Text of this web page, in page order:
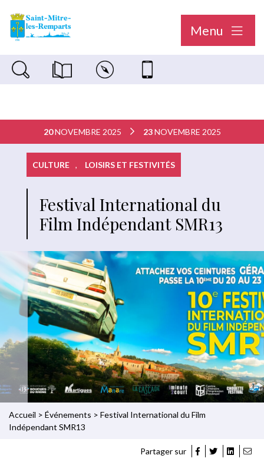
Menu
Recherche sur le siteMagazine municipal "Le Saint-Mitréen"
Carte interactiveNous contacter
20 NOVEMBRE 2025 23 NOVEMBRE 2025
CULTURE , LOISIRS ET FESTIVITÉS
Festival International du
Film Indépendant SMR13
Accueil > Événements > Festival International du Film
Indépendant SMR13
Partager sur